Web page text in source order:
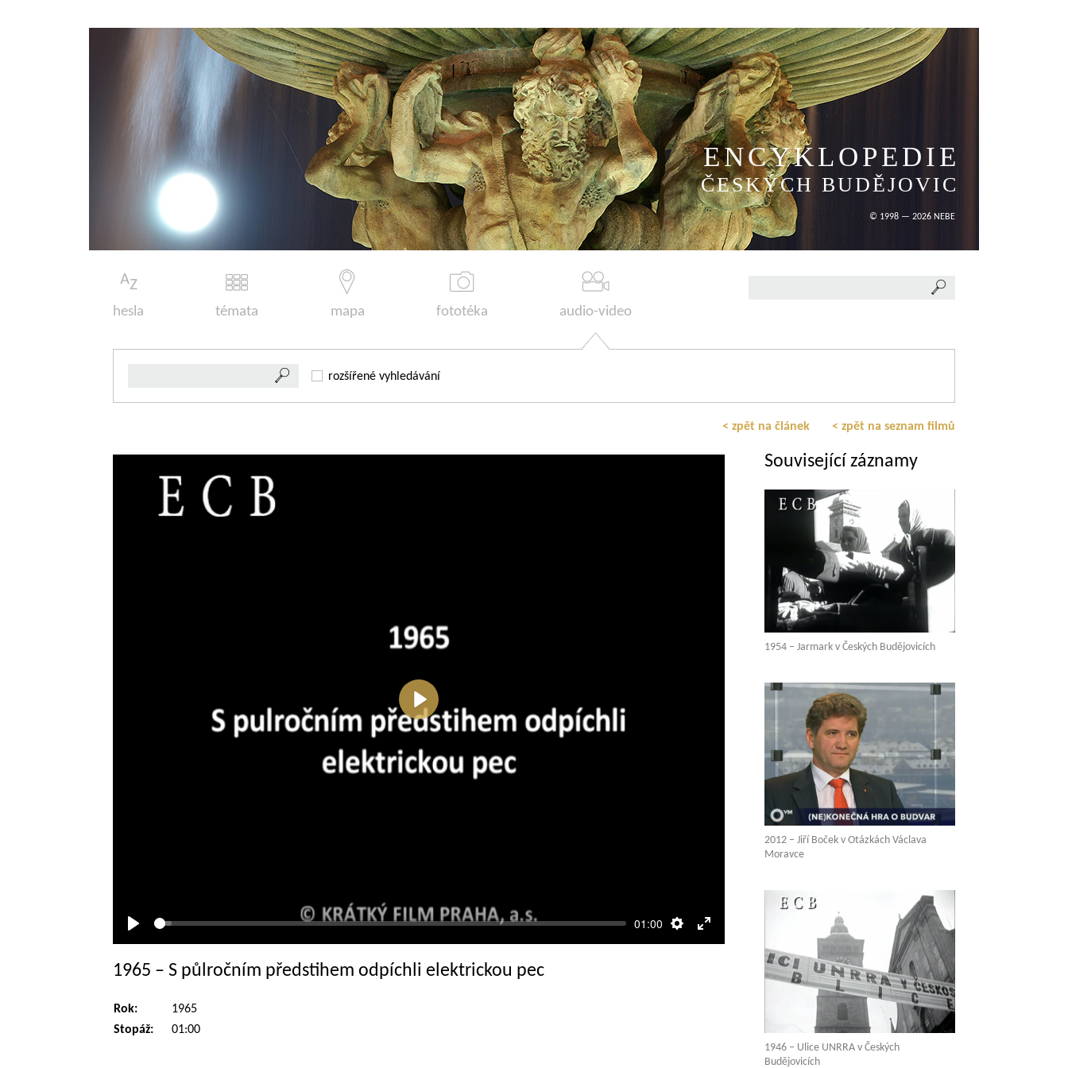
ENCYKLOPEDIE
ČESKÝCH BUDĚJOVIC
© 1998 — 2026 NEBE
hesla témata mapa fototéka audio-video
rozšířené vyhledávání
< zpět na článek < zpět na seznam filmů
Přehrát
01:00
Nastavení
Režim
Přehrát
1965 – S půlročním předstihem odpíchli elektrickou pec
Rok:
1965
Stopáž:
01:00
Související záznamy
1954 – Jarmark v Českých Budějovicích
2012 – Jiří Boček v Otázkách Václava
Moravce
1946 – Ulice UNRRA v Českých
Budějovicích